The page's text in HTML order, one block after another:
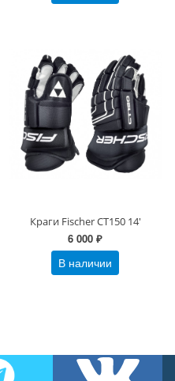
Краги Fischer CT150 14'
6 000 ₽
В наличии